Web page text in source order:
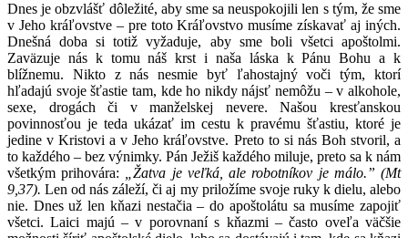
Dnes je obzvlášť dôležité, aby sme sa neuspokojili len s tým, že sme
v Jeho kráľovstve – pre toto Kráľovstvo musíme získavať aj iných.
Dnešná doba si totiž vyžaduje, aby sme boli všetci apoštolmi.
Zaväzuje nás k tomu náš krst i naša láska k Pánu Bohu a k
blížnemu. Nikto z nás nesmie byť ľahostajný voči tým, ktorí
hľadajú svoje šťastie tam, kde ho nikdy nájsť nemôžu – v alkohole,
sexe, drogách či v manželskej nevere. Našou kresťanskou
povinnosťou je teda ukázať im cestu k pravému šťastiu, ktoré je
jedine v Kristovi a v Jeho kráľovstve. Preto to si nás Boh stvoril, a
to každého – bez výnimky. Pán Ježiš každého miluje, preto sa k nám
všetkým prihovára:
„Žatva je veľká, ale robotníkov je málo.” (Mt
9,37). Len od nás záleží, či aj my priložíme svoje ruky k dielu, alebo
nie. Dnes už len kňazi nestačia – do apoštolátu sa musíme zapojiť
všetci. Laici majú – v porovnaní s kňazmi – často oveľa väčšie